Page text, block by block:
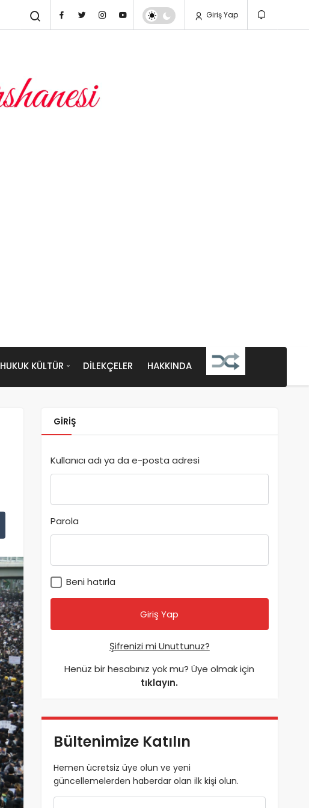
Giriş Yap
HUKUK KÜLTÜR DILEKÇELER HAKKINDA
GIRIŞ
Kullanıcı adı ya da e-posta adresi
Parola
Beni hatırla
Şifrenizi mi Unuttunuz?
Henüz bir hesabınız yok mu? Üye olmak için
tıklayın.
Bültenimize Katılın
Hemen ücretsiz üye olun ve yeni
güncellemelerden haberdar olan ilk kişi olun.